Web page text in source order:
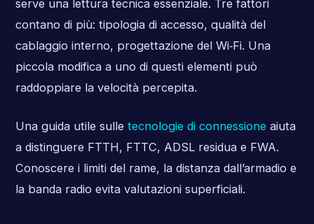
serve una lettura tecnica essenziale. Tre fattori
contano di più: tipologia di accesso, qualità del
cablaggio interno, progettazione del Wi‑Fi. Una
piccola modifica a uno di questi elementi può
raddoppiare la velocità percepita.
Una guida utile sulle tecnologie di connessione aiuta
a distinguere FTTH, FTTC, ADSL residua e FWA.
Conoscere i limiti del rame, la distanza dall’armadio e
la banda radio evita valutazioni superficiali.